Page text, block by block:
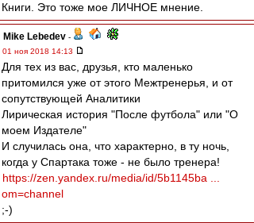
Книги. Это тоже мое ЛИЧНОЕ мнение.
Mike Lebedev -
01 ноя 2018 14:13
Для тех из вас, друзья, кто маленько
притомился уже от этого Межтренерья, и от
сопутствующей Аналитики
Лирическая история "После футбола" или "О
моем Издателе"
И случилась она, что характерно, в ту ночь,
когда у Спартака тоже - не было тренера!
https://zen.yandex.ru/media/id/5b1145ba ...
om=channel
;-)